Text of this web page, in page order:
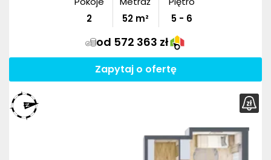
2
52m²
5 - 6
od 572 363 zł
Zapytaj o ofertę